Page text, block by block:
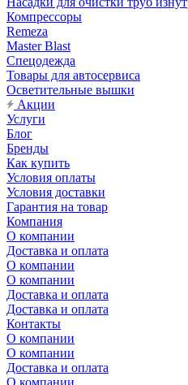
Компрессоры
Remeza
Master Blast
Спецодежда
Товары для автосервиса
Осветительные вышки
Акции
Услуги
Блог
Бренды
Как купить
Условия оплаты
Условия доставки
Гарантия на товар
Компания
О компании
Доставка и оплата
О компании
О компании
Доставка и оплата
Доставка и оплата
Контакты
О компании
О компании
Доставка и оплата
О компании